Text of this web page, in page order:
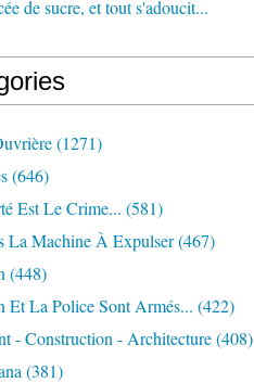
de sucre, et tout s'adoucit...
(1271)
(646)
Est Le Crime... (581)
La Machine À Expulser(467)
(448)
Et La Police Sont Armés... (422)
- Construction - Architecture(408)
(381)